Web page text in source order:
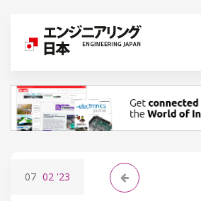
07 02 '23